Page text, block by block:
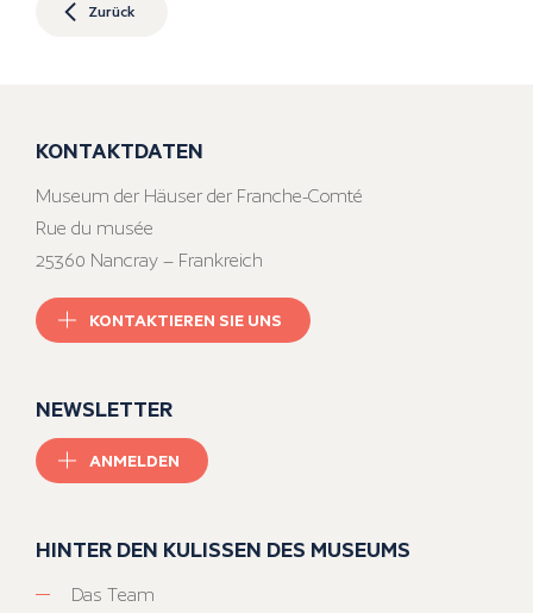
Zurück
KONTAKTDATEN
Museum der Häuser der Franche-Comté
Rue du musée
25360 Nancray – Frankreich
KONTAKTIEREN SIE UNS
NEWSLETTER
ANMELDEN
HINTER DEN KULISSEN DES MUSEUMS
Das Team